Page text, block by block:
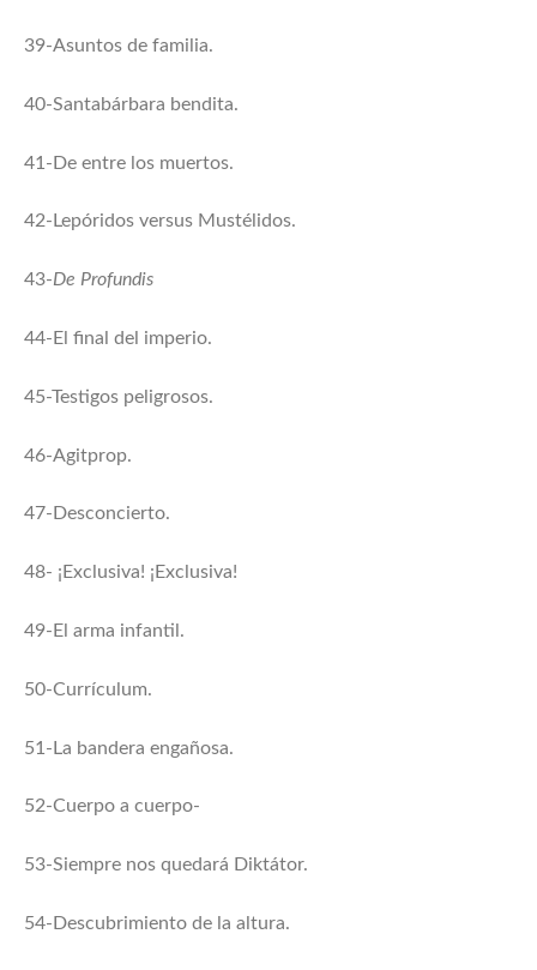
39-Asuntos de familia.
40-Santabárbara bendita.
41-De entre los muertos.
42-Lepóridos versus Mustélidos.
43-De Profundis
44-El final del imperio.
45-Testigos peligrosos.
46-Agitprop.
47-Desconcierto.
48- ¡Exclusiva! ¡Exclusiva!
49-El arma infantil.
50-Currículum.
51-La bandera engañosa.
52-Cuerpo a cuerpo-
53-Siempre nos quedará Diktátor.
54-Descubrimiento de la altura.